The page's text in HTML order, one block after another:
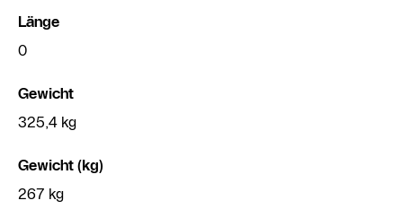
Länge
0
Gewicht
325,4 kg
Gewicht (kg)
267 kg